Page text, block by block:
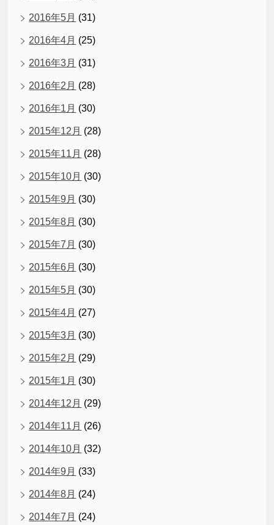
2016年5月 (31)
2016年4月 (25)
2016年3月 (31)
2016年2月 (28)
2016年1月 (30)
2015年12月 (28)
2015年11月 (28)
2015年10月 (30)
2015年9月 (30)
2015年8月 (30)
2015年7月 (30)
2015年6月 (30)
2015年5月 (30)
2015年4月 (27)
2015年3月 (30)
2015年2月 (29)
2015年1月 (30)
2014年12月 (29)
2014年11月 (26)
2014年10月 (32)
2014年9月 (33)
2014年8月 (24)
2014年7月 (24)